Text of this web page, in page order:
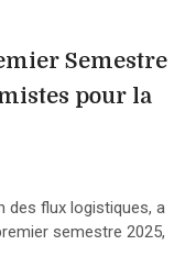
Semestre
pour la
des flux logistiques, a
semestre 2025,